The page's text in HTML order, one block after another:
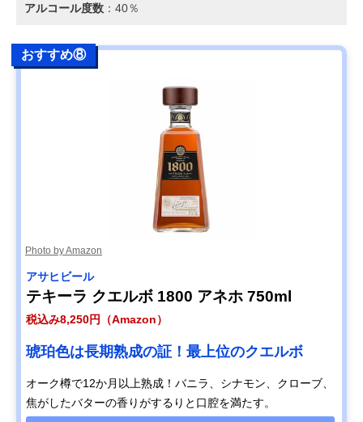
アルコール度数 ：40％
おすすめ⑧
Photo by Amazon
アサヒビール
テキーラ クエルボ 1800 アネホ 750ml
税込み8,250円（Amazon）
琥珀色は長期熟成の証！最上位のクエルボ
オーク樽で12か月以上熟成！バニラ、シナモン、クローブ、
焦がしたバターの香りがするりと口腔を満たす。